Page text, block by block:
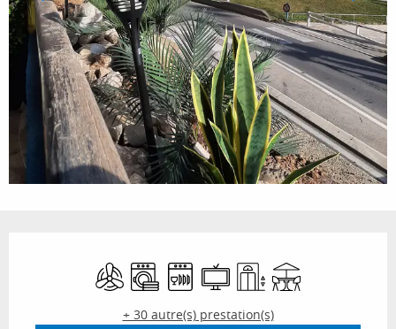
Air conditionné
Lave lingeLave vaisselle
TélévisionAscenseur
Terrasse
+ 30 autre(s) prestation(s)